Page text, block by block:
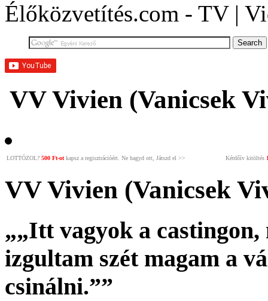
Élőközvetítés.com - TV |
VV Vivien (Vanicsek
LOTTÓZOL? 500 Ft-otkapsz a regisztrációért. Ne hagyd ott, Játszd el >> Kérdőív kitöltés
VV Vivien (Vanicsek
„„Itt vagyok a
izgultam szét magam a
csinálni.””